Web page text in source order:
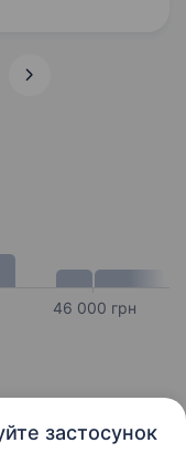
застосунок
46 000 грн